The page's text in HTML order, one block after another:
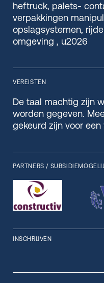
heftruck, palets-
verpakkingen
opslagsystemen,
omgeving , u2026
VEREISTEN
De taal machtig zijn
worden gegeven.
gekeurd zijn voor
PARTNERS /
INSCHRIJVEN